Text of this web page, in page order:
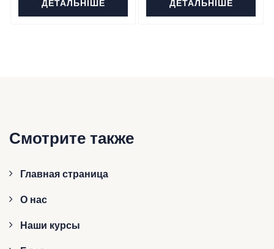
ДЕТАЛЬНІШЕ ДЕТАЛЬНІШЕ
Смотрите также
Главная страница
О нас
Наши курсы